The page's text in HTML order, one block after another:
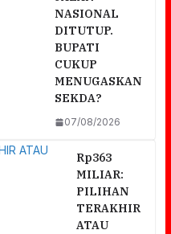
NASIONAL
DITUTUP.
BUPATI
CUKUP
MENUGASKAN
SEKDA?
07/08/2026
Rp363
MILIAR:
PILIHAN
TERAKHIR
ATAU